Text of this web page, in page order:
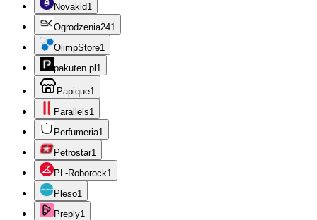
Novakid1
Ogrodzenia241
OlimpStore1
pakuten.pl 1
Papique1
Parallels1
Perfumeria1
Petrostar1
PL-Roborock1
Pleso1
Preply1